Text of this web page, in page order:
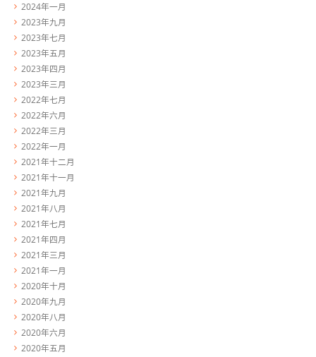
2024年一月
2023年九月
2023年七月
2023年五月
2023年四月
2023年三月
2022年七月
2022年六月
2022年三月
2022年一月
2021年十二月
2021年十一月
2021年九月
2021年八月
2021年七月
2021年四月
2021年三月
2021年一月
2020年十月
2020年九月
2020年八月
2020年六月
2020年五月